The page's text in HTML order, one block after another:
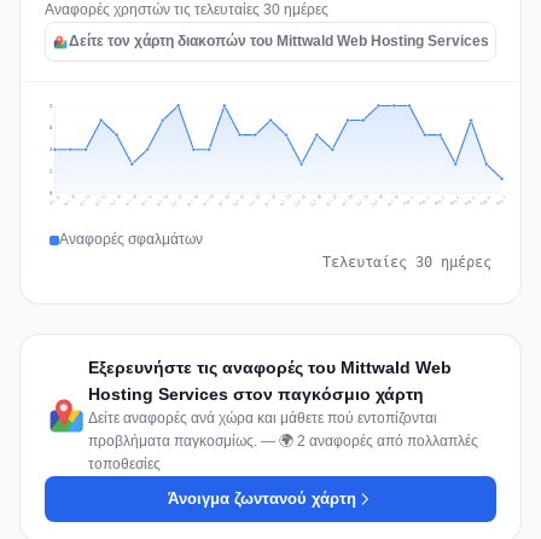
Αναφορές χρηστών τις τελευταίες 30 ημέρες
Δείτε τον χάρτη διακοπών του Mittwald Web Hosting Services
2
3
5
6
Jul 9 Jul 10 Jul 11 Jul 12 Jul 13 Jul 14 Jul 15 Jul 16 Jul 17 Jul 18 Jul 19 Jul 20 Jul 21 Jul 22 Jul 23 Jul 24 Jul 25 Jul 26 Jul 27 Jul 28 Jul 29 Jul 30 Jul 31 Aug 1 Aug 2 Aug 3 Aug 4 Aug 5 Aug 6 Aug 7
Αναφορές σφαλμάτων
Τελευταίες 30 ημέρες
Εξερευνήστε τις αναφορές του Mittwald Web
Hosting Services στον παγκόσμιο χάρτη
Δείτε αναφορές ανά χώρα και μάθετε πού εντοπίζονται
προβλήματα παγκοσμίως. — 🌍 2 αναφορές από πολλαπλές
τοποθεσίες
Άνοιγμα ζωντανού χάρτη